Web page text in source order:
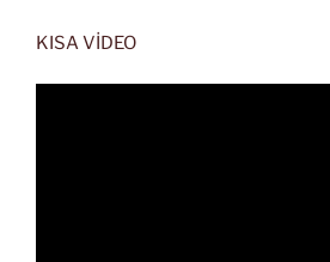
KISA VİDEO